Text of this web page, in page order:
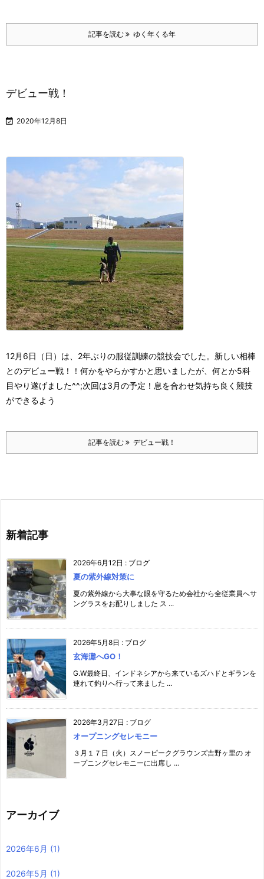
記事を読む ゆく年くる年
デビュー戦！
 2020年12月8日
12月6日（日）は、2年ぶりの服従訓練の競技会でした。新しい相棒
とのデビュー戦！！何かをやらかすかと思いましたが、何とか5科
目やり遂げました^^;次回は3月の予定！ 息を合わせ気持ち良く競技
ができるよう
記事を読む デビュー戦！
新着記事
2026年6月12日 : ブログ
夏の紫外線対策に
夏の紫外線から大事な眼を守るため会社から全従業員へサ
ングラスをお配りしました ス ...
2026年5月8日 : ブログ
玄海灘へGO！
G.W最終日、インドネシアから来ているズハドとギランを
連れて釣りへ行って来ました ...
2026年3月27日 : ブログ
オープニングセレモニー
３月１７日（火）スノーピークグラウンズ吉野ヶ里の オ
ープニングセレモニーに出席し ...
アーカイブ
2026年6月 (1)
2026年5月 (1)